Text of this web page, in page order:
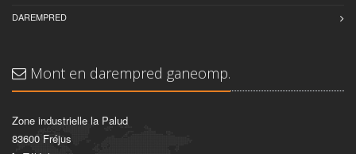
DAREMPRED
Mont en darempred ganeomp.
Zone industrielle la Palud
83600 Fréjus